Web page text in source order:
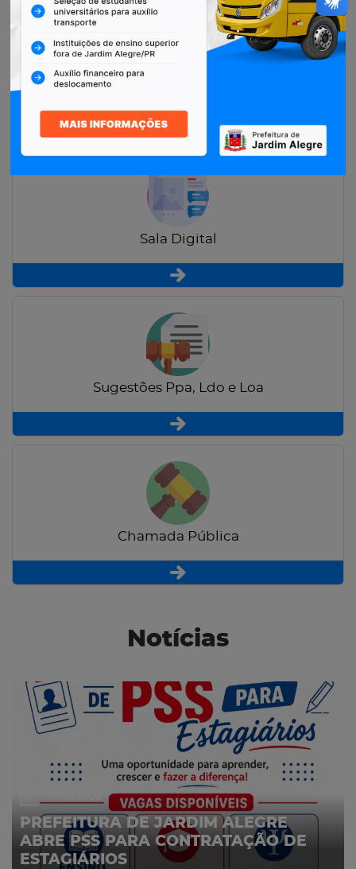
Restituição de Contribuintes
Sala Digital
Sugestões Ppa, Ldo e Loa
Chamada Pública
Notícias
PREFEITURA DE JARDIM ALEGRE
ABRE PSS PARA CONTRATAÇÃO DE
ESTAGIÁRIOS